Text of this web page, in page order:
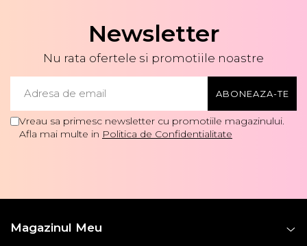
Newsletter
Nu rata ofertele si promotiile noastre
Vreau sa primesc newsletter cu promotiile magazinului.
Afla mai multe in Politica de Confidentialitate
Magazinul Meu